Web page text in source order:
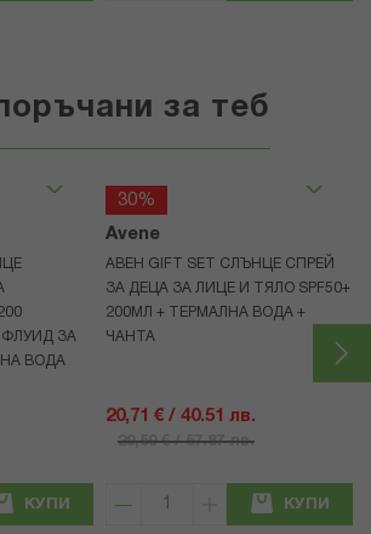
за теб
ФЛУИД ЗА
ВОДА
КУПИ
30%
Avene
АВЕН GIFT SET СЛЪНЦЕ СПРЕЙ
ЗА ДЕЦА ЗА ЛИЦЕ И ТЯЛО SPF50+
200МЛ + ТЕРМАЛНА ВОДА +
ЧАНТА
20,71 € / 40.51 лв.
29,59 € / 57.87 лв.
КУПИ